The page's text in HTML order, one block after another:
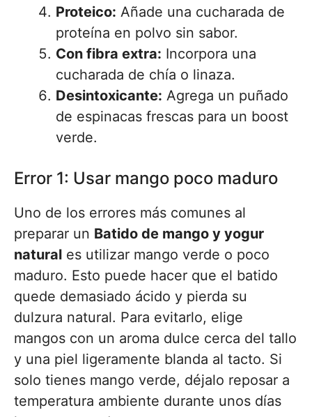
Proteico: Añade una cucharada de
proteína en polvo sin sabor.
Con fibra extra: Incorpora una
cucharada de chía o linaza.
Desintoxicante: Agrega un puñado
de espinacas frescas para un boost
verde.
Error 1: Usar mango poco maduro
Uno de los errores más comunes al
preparar un Batido de mango y yogur
natural es utilizar mango verde o poco
maduro. Esto puede hacer que el batido
quede demasiado ácido y pierda su
dulzura natural. Para evitarlo, elige
mangos con un aroma dulce cerca del tallo
y una piel ligeramente blanda al tacto. Si
solo tienes mango verde, déjalo reposar a
temperatura ambiente durante unos días